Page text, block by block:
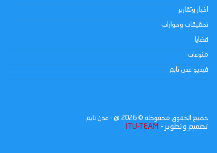
اخبار وتقارير
تحقيقات وحوارات
قضايا
منوعات
فيديو عدن تايم
جميع الحقوق محفوظة © 2026 @ - عدن تايم
تصميم وتطوير - ITU-TEAM